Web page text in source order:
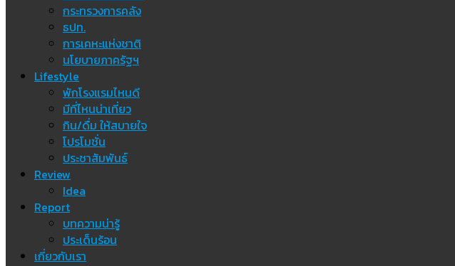
กระทรวงการคลัง
ธปท.
การเคหะแห่งชาติ
นโยบายภาครัฐฯ
Lifestyle
พักโรงแรมไหนดี
มีที่ไหนน่าเที่ยว
กิน/ดื่ม ให้สบายใจ
โปรโมชั่น
ประชาสัมพันธ์
Review
Idea
Report
บทความน่ารู้
ประเด็นร้อน
เกี่ยวกับเรา